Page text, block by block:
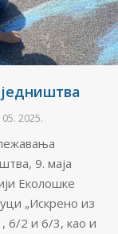
05. 2025.
9. маја
Еколошке
„Искрено из
6/2 и 6/3, као и